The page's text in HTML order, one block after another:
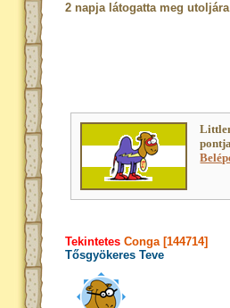
2 napja látogatta meg
Tekintetes Conga [144714]
Tősgyökeres Teve